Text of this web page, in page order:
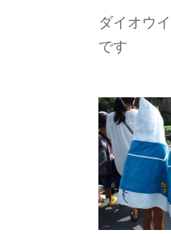
ダイオウ
です